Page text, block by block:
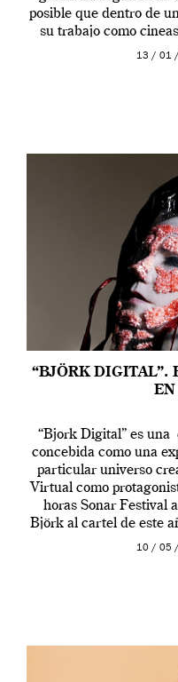
posible que dentro de
su trabajo como
13 / 01
“BJÖRK DIGITAL”.
EN
“Bjork Digital” es una
concebida como una
particular universo
Virtual como
horas Sonar Festival
Björk al cartel de este
en una de las10 / 05